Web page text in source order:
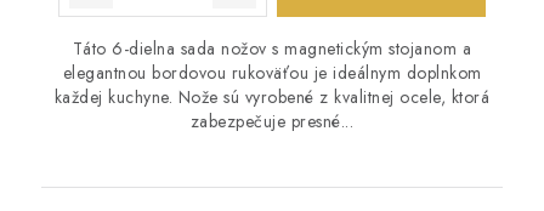
Táto 6-dielna sada nožov s magnetickým stojanom a
elegantnou bordovou rukoväťou je ideálnym doplnkom
každej kuchyne. Nože sú vyrobené z kvalitnej ocele, ktorá
zabezpečuje presné...